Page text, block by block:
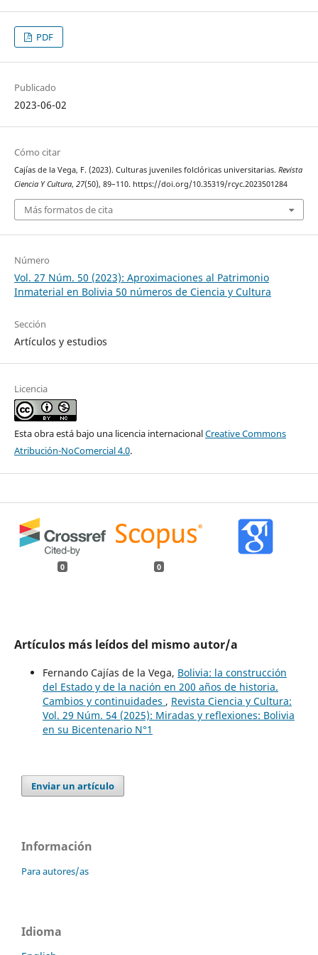
PDF
Publicado
2023-06-02
Cómo citar
Cajías de la Vega, F. (2023). Culturas juveniles folclóricas universitarias. Revista
Ciencia Y Cultura, 27(50), 89–110. https://doi.org/10.35319/rcyc.2023501284
Más formatos de cita
Número
Vol. 27 Núm. 50 (2023): Aproximaciones al Patrimonio
Inmaterial en Bolivia 50 números de Ciencia y Cultura
Sección
Artículos y estudios
Licencia
Esta obra está bajo una licencia internacionalCreative Commons
Atribución-NoComercial 4.0.
0 0
Artículos más leídos del mismo autor/a
Fernando Cajías de la Vega, Bolivia: la construcción
del Estado y de la nación en 200 años de historia.
Cambios y continuidades , Revista Ciencia y Cultura:
Vol. 29 Núm. 54 (2025): Miradas y reflexiones: Bolivia
en su Bicentenario N°1
Enviar un artículo
Información
Para autores/as
Idioma